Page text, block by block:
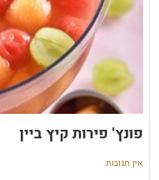
פונץ' פירות קיץ ביין
אין תגובות